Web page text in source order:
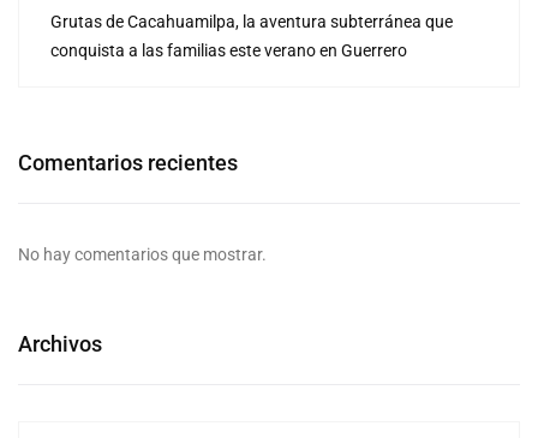
Grutas de Cacahuamilpa, la aventura subterránea que
conquista a las familias este verano en Guerrero
Comentarios recientes
No hay comentarios que mostrar.
Archivos